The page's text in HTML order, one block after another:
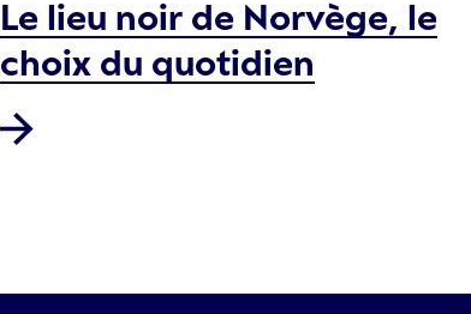
Le lieu noir de Norvège, le
choix du quotidien